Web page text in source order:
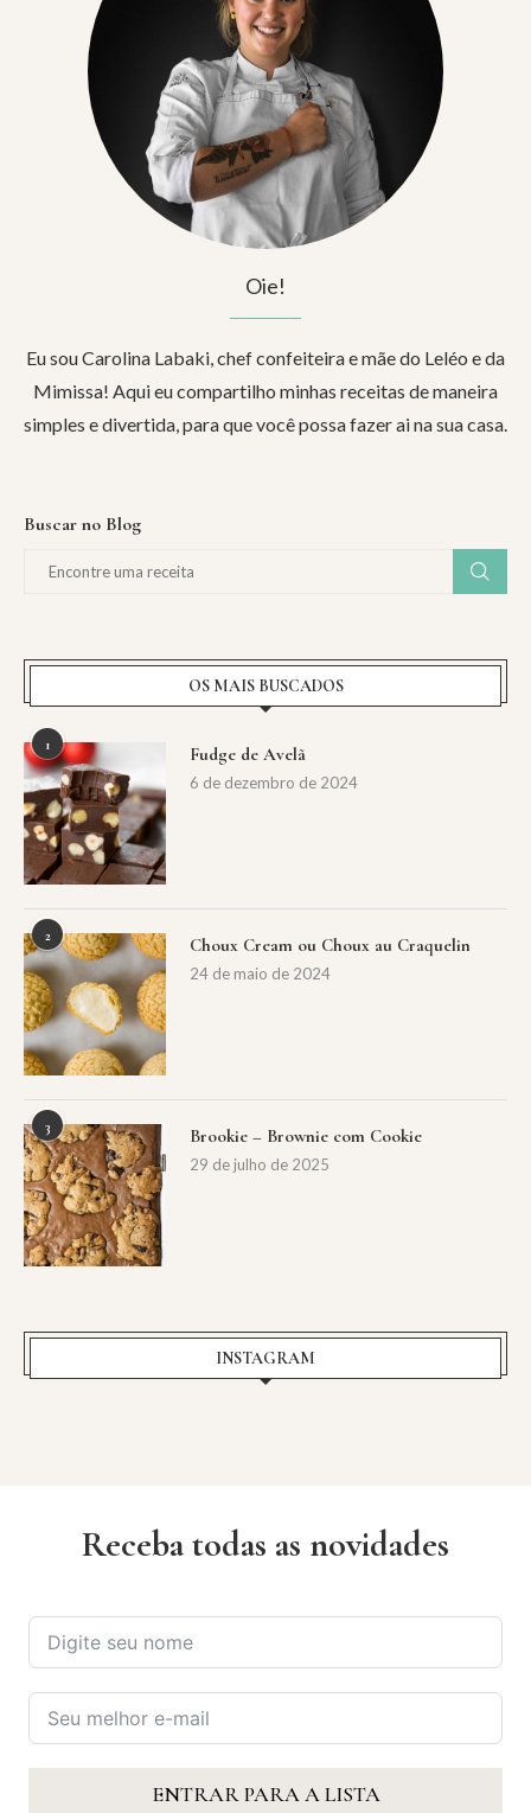
Oie!
Eu sou Carolina Labaki, chef confeiteira e mãe do Leléo e da
Mimissa! Aqui eu compartilho minhas receitas de maneira
simples e divertida, para que você possa fazer ai na sua casa.
Buscar no Blog
OS MAIS BUSCADOS
1 Fudge de Avelã
6 de dezembro de 2024
2 Choux Cream ou Choux au Craquelin
24 de maio de 2024
3 Brookie – Brownie com Cookie
29 de julho de 2025
INSTAGRAM
Receba todas as novidades
ENTRAR PARA A LISTA